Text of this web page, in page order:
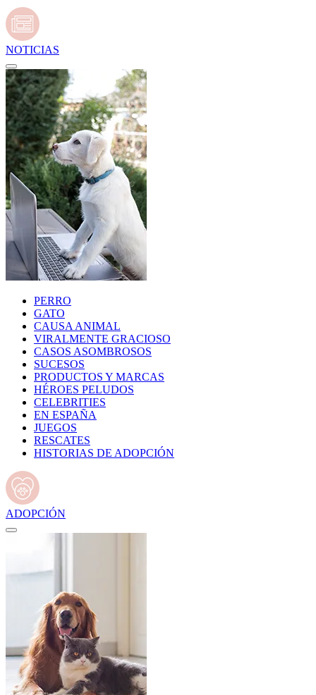
NOTICIAS
PERRO
GATO
CAUSA ANIMAL
VIRALMENTE GRACIOSO
CASOS ASOMBROSOS
SUCESOS
PRODUCTOS Y MARCAS
HÉROES PELUDOS
CELEBRITIES
EN ESPAÑA
JUEGOS
RESCATES
HISTORIAS DE ADOPCIÓN
ADOPCIÓN